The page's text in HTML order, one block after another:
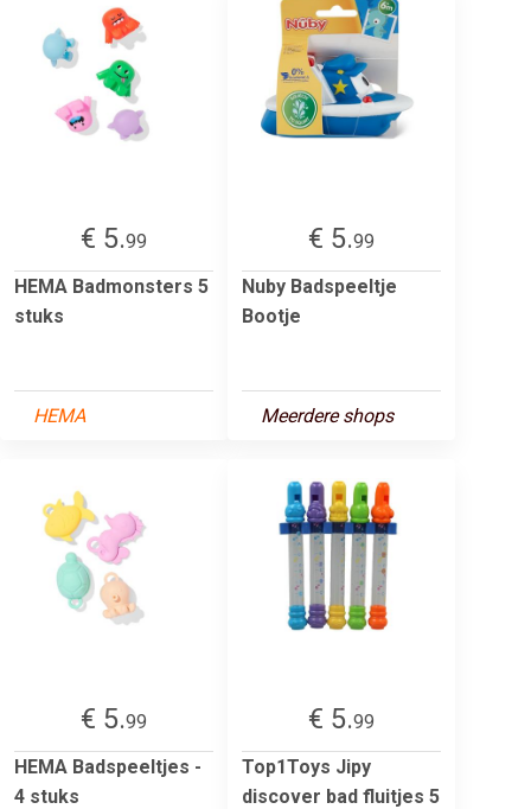
€ 5.99
HEMA Badmonsters 5
stuks
HEMA
€ 5.99
Nuby Badspeeltje
Bootje
Meerdere shops
€ 5.99
HEMA Badspeeltjes -
4 stuks
€ 5.99
Top1Toys Jipy
discover bad fluitjes 5